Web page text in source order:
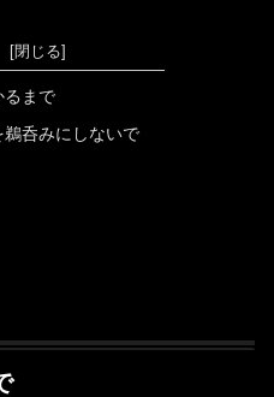
るまで
呑みにしないで